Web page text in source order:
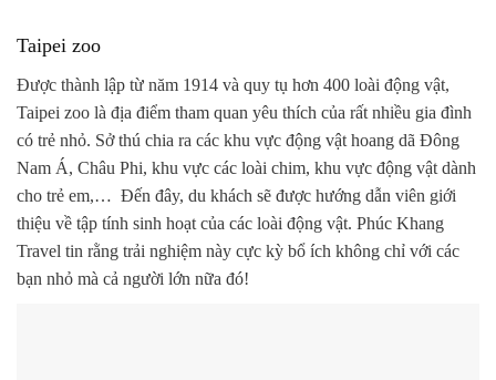
Taipei zoo
Được thành lập từ năm 1914 và quy tụ hơn 400 loài động vật,
Taipei zoo là địa điểm tham quan yêu thích của rất nhiều gia đình
có trẻ nhỏ. Sở thú chia ra các khu vực động vật hoang dã Đông
Nam Á, Châu Phi, khu vực các loài chim, khu vực động vật dành
cho trẻ em,… Đến đây, du khách sẽ được hướng dẫn viên giới
thiệu về tập tính sinh hoạt của các loài động vật. Phúc Khang
Travel tin rằng trải nghiệm này cực kỳ bổ ích không chỉ với các
bạn nhỏ mà cả người lớn nữa đó!